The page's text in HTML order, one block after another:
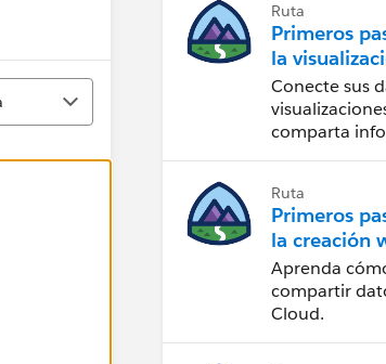
Ruta
Primeros
la
datos en
Desktop
Conecte sus
comparta
Ruta
Primeros
la creación
Tableau
Aprenda
compartir
Cloud.